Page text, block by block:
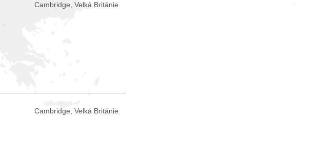
Cambridge, Velká Británie
Cambridge, Velká Británie